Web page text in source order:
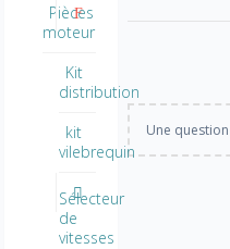
Une question
Pièces
moteur
Kit
distribution
kit
vilebrequin
Sélecteur
de
vitesses